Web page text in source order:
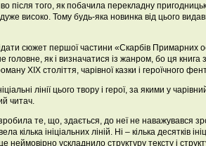
після того, як побачила перекладну
високо. Тому будь-яка новинка від цього
сюжет першої частини «Скарбів Примарних
головне, як і визначатися із жанром, бо ця книга
ХІХ століття, чарівної казки і героїчного
лінії цього твору і герої, за якими у
читач.
те, що, здається, до неї не наважувався
кілька ініціальних ліній. Ні – кілька десятків
неймовірно ускладнило структуру тексту і